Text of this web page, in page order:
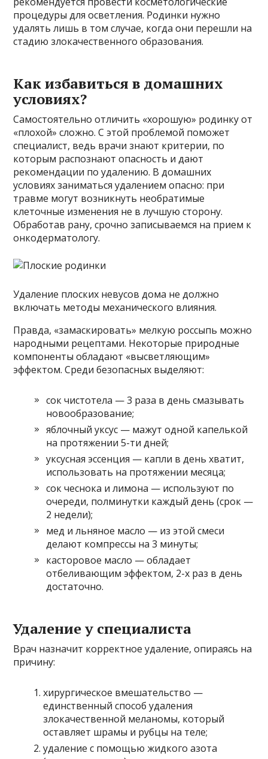
процедуры для осветления. Родинки нужно
удалять лишь в том случае, когда они перешли на
стадию злокачественного образования.
Как избавиться в домашних
условиях?
Самостоятельно отличить «хорошую» родинку от
«плохой» сложно. С этой проблемой поможет
специалист, ведь врачи знают критерии, по
которым распознают опасность и дают
рекомендации по удалению. В домашних
условиях заниматься удалением опасно: при
травме могут возникнуть необратимые
клеточные изменения не в лучшую сторону.
Обработав рану, срочно записываемся на прием к
онкодерматологу.
Удаление плоских невусов дома не должно
включать методы механического влияния.
Правда, «замаскировать» мелкую россыпь можно
народными рецептами. Некоторые природные
компоненты обладают «высветляющим»
эффектом. Среди безопасных выделяют:
сок чистотела — 3 раза в день смазывать
новообразование;
яблочный уксус — мажут одной капелькой
на протяжении 5-ти дней;
уксусная эссенция — капли в день хватит,
использовать на протяжении месяца;
сок чеснока и лимона — используют по
очереди, полминутки каждый день (срок —
2 недели);
мед и льняное масло — из этой смеси
делают компрессы на 3 минуты;
касторовое масло — обладает
отбеливающим эффектом, 2-х раз в день
достаточно.
Удаление у специалиста
Врач назначит корректное удаление, опираясь на
причину:
хирургическое вмешательство —
единственный способ удаления
злокачественной меланомы, который
оставляет шрамы и рубцы на теле;
удаление с помощью жидкого азота